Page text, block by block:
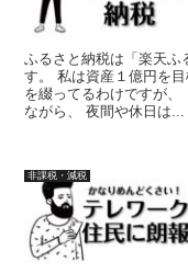
ふるさと納税は「楽天
す。 私は資産１億円を
を綴ってるわけですが、
ながら、 夜間や休日は...
非課税・減税